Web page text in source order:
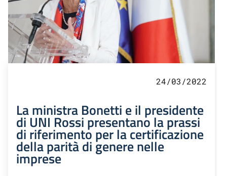
24/03/2022
La ministra Bonetti e il presidente
di UNI Rossi presentano la prassi
di riferimento per la certificazione
della parità di genere nelle
imprese